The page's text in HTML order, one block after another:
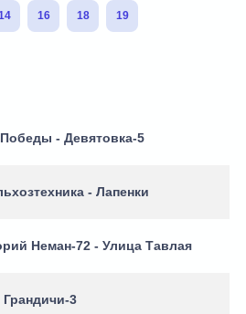
16 18 19
- Девятовка-5
- Лапенки
Неман-72 - Улица Тавлая
Грандичи-3